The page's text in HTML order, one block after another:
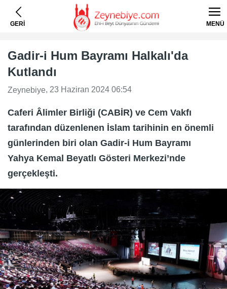
GERİ MENÜ
Gadir-i Hum Bayramı Halkalı'da
Kutlandı
Zeynebiye, 23 Haziran 2024 06:54
Caferi Âlimler Birliği (CABİR) ve Cem Vakfı
tarafından düzenlenen İslam tarihinin en önemli
günlerinden biri olan Gadir-i Hum Bayramı
Yahya Kemal Beyatlı Gösteri Merkezi’nde
gerçekleşti.